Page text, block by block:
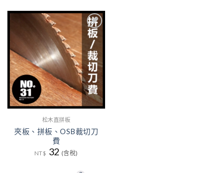
加入
到收
藏清
單
3
松木直拼板
夾板、拼板、OSB裁切刀
費
NT$ 32 (含稅)